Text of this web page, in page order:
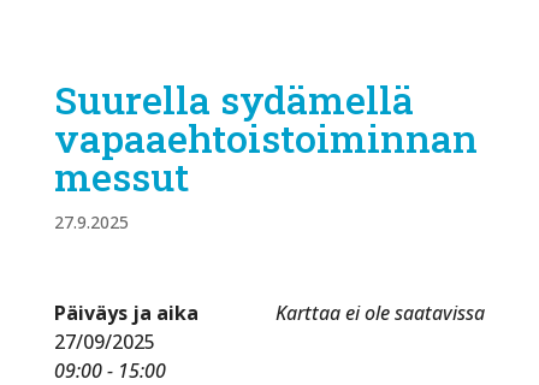
Suurella sydämellä
vapaaehtoistoiminnan
messut
27.9.2025
Karttaa ei ole saatavissa
Päiväys ja aika
27/09/2025
09:00 - 15:00